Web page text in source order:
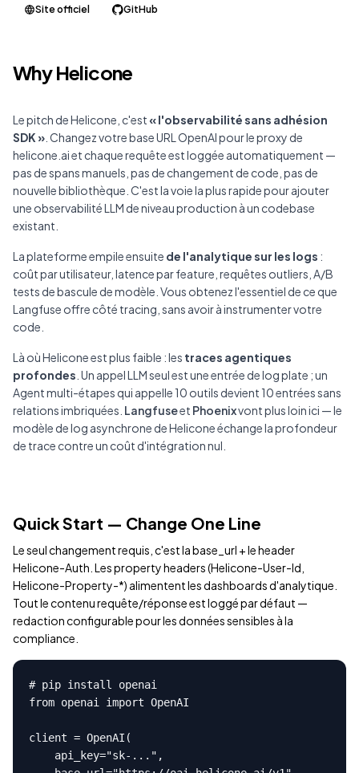
Site officiel GitHub
Why Helicone
Le pitch de Helicone, c'est « l'observabilité sans adhésion
SDK » . Changez votre base URL OpenAI pour le proxy de
helicone.ai et chaque requête est loggée automatiquement —
pas de spans manuels, pas de changement de code, pas de
nouvelle bibliothèque. C'est la voie la plus rapide pour ajouter
une observabilité LLM de niveau production à un codebase
existant.
La plateforme empile ensuite de l'analytique sur les logs :
coût par utilisateur, latence par feature, requêtes outliers, A/B
tests de bascule de modèle. Vous obtenez l'essentiel de ce que
Langfuse offre côté tracing, sans avoir à instrumenter votre
code.
Là où Helicone est plus faible : les traces agentiques
profondes . Un appel LLM seul est une entrée de log plate ; un
Agent multi-étapes qui appelle 10 outils devient 10 entrées sans
relations imbriquées. Langfuseet Phoenixvont plus loin ici — le
modèle de log asynchrone de Helicone échange la profondeur
de trace contre un coût d'intégration nul.
Quick Start — Change One Line
Le seul changement requis, c'est la base_url + le header
Helicone-Auth. Les property headers (Helicone-User-Id,
Helicone-Property-*) alimentent les dashboards d'analytique.
Tout le contenu requête/réponse est loggé par défaut —
redaction configurable pour les données sensibles à la
compliance.
# pip install openai
from openai import OpenAI
client = OpenAI(
    api_key="sk-...",